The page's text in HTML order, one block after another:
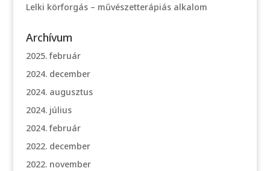
Lelki körforgás – művészetterápiás alkalom
Archívum
2025. február
2024. december
2024. augusztus
2024. július
2024. február
2022. december
2022. november